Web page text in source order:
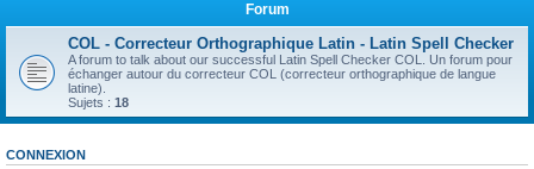
Forum
COL - Correcteur Orthographique Latin - Latin Spell Checker
A forum to talk about our successful Latin Spell Checker COL. Un forum pour
échanger autour du correcteur COL (correcteur orthographique de langue
latine).
Sujets : 18
CONNEXION